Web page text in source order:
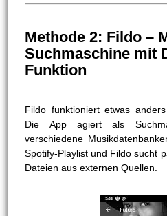
Methode 2: Fildo –
Suchmaschine mit
Funktion
Fildo funktioniert etwas
Die App agiert als
verschiedene
Spotify-Playlist und Fildo sucht
Dateien aus externen Quellen.